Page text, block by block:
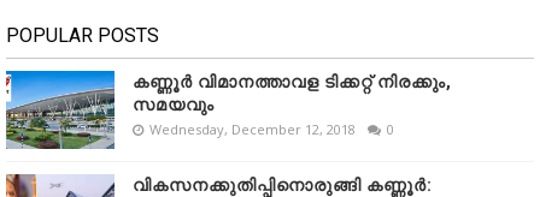
POPULAR POSTS
കണ്ണൂർ വിമാനത്താവള ടിക്കറ്റ് നിരക്കും,
സമയവും
Wednesday, December 12, 2018 0
വികസനക്കുതിപ്പിനൊരുങ്ങി കണ്ണൂർ: